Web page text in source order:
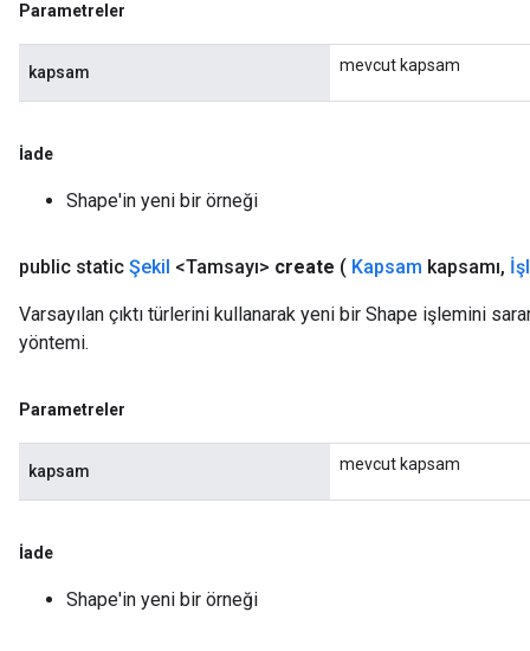
Parametreler
kapsam mevcut kapsam
İade
Shape'in yeni bir örneği
public static Şekil <Tamsayı> create ( Kapsam kapsamı,
Varsayılan çıktı türlerini kullanarak yeni bir Shape işlemini
yöntemi.
Parametreler
kapsam mevcut kapsam
İade
Shape'in yeni bir örneği